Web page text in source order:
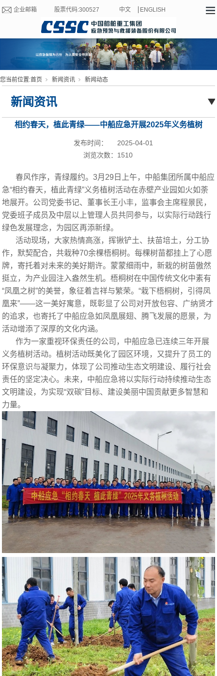
企业邮箱 股票代码:300527 中文 ENGLISH
您当前位置:首页 新闻资讯 新闻动态
新闻资讯
相约春天，植此青绿——中船应急开展2025年义务植树
活动
2025-04-01
发布时间：
浏览次数： 1510
春风作序，青绿履约。3月29日上午，中船集团所属中船应
急“相约春天，植此青绿”义务植树活动在赤壁产业园如火如荼
地展开。公司党委书记、董事长王小丰，监事会主席程景民，
党委班子成员及中层以上管理人员共同参与，以实际行动践行
绿色发展理念，为园区再添新绿。
活动现场，大家热情高涨，挥锹铲土、扶苗培土，分工协
作，默契配合，共栽种70余棵梧桐树。每棵树苗都挂上了心愿
牌，寄托着对未来的美好期许。蒙蒙细雨中，新栽的树苗傲然
挺立，为产业园注入盎然生机。梧桐树在中国传统文化中素有
“凤凰之树”的美誉，象征着吉祥与繁荣。“栽下梧桐树，引得凤
凰来”——这一美好寓意，既彰显了公司对开放包容、广纳贤才
的追求，也寄托了中船应急如凤凰展翅、腾飞发展的愿景，为
活动增添了深厚的文化内涵。
作为一家重视环保责任的公司，中船应急已连续三年开展
义务植树活动。植树活动既美化了园区环境，又提升了员工的
环保意识与凝聚力，体现了公司推动生态文明建设、履行社会
责任的坚定决心。未来，中船应急将以实际行动持续推动生态
文明建设，为实现“双碳”目标、建设美丽中国贡献更多智慧和
力量。